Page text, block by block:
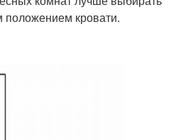
положением кровати.